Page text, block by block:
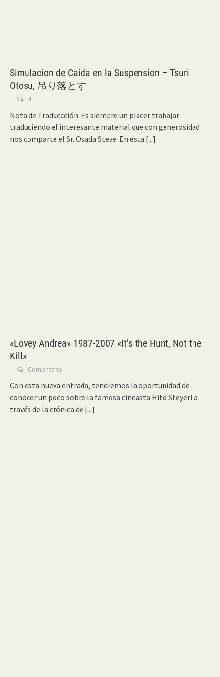
Simulacion de Caida en la Suspension – Tsuri
Otosu, 吊り落とす
4
Nota de Traduccción: Es siempre un placer trabajar
traduciendo el interesante material que con generosidad
nos comparte el Sr. Osada Steve. En esta [...]
«Lovey Andrea» 1987-2007 «It’s the Hunt, Not the
Kill»
Comentario
Con esta nueva entrada, tendremos la oportunidad de
conocer un poco sobre la famosa cineasta Hito Steyerl a
través de la crónica de [...]